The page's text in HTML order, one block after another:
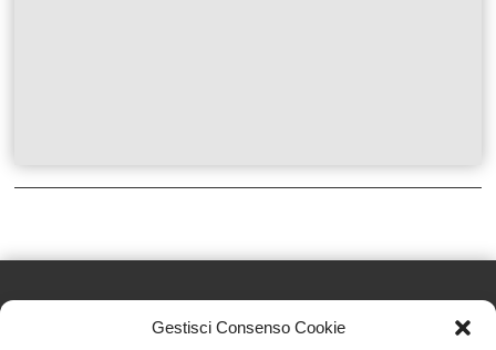
Gestisci Consenso Cookie